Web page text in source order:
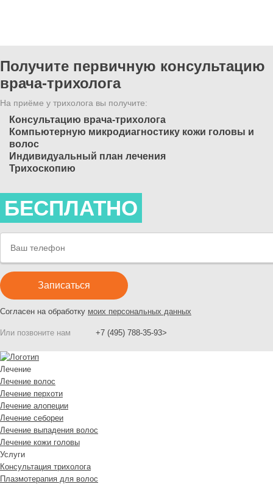
Получите первичную консультацию
врача-трихолога
На приёме у трихолога вы получите:
Консультацию врача-трихолога
Компьютерную микродиагностику кожи головы и
волос
Индивидуальный план лечения
Трихоскопию
БЕСПЛАТНО
Согласен на обработку моих персональных данных
Или позвоните нам +7 (495) 788-35-93>
Лечение
Лечение волос
Лечение перхоти
Лечение алопеции
Лечение себореи
Лечение выпадения волос
Лечение кожи головы
Услуги
Консультация трихолога
Плазмотерапия для волос